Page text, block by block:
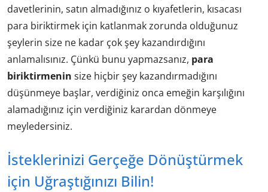
davetlerinin, satın almadığınız o kıyafetlerin, kısacası
para biriktirmek için katlanmak zorunda olduğunuz
şeylerin size ne kadar çok şey kazandırdığını
anlamalısınız. Çünkü bunu yapmazsanız, para
biriktirmenin size hiçbir şey kazandırmadığını
düşünmeye başlar, verdiğiniz onca emeğin karşılığını
alamadığınız için verdiğiniz karardan dönmeye
meyledersiniz.
İsteklerinizi Gerçeğe Dönüştürmek
için Uğraştığınızı Bilin!